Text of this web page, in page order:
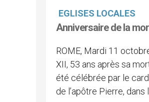
EGLISES LOCALES
Anniversaire de la
ROME, Mardi 11
XII, 53 ans après sa
été célébrée par le
de l’apôtre Pierre,